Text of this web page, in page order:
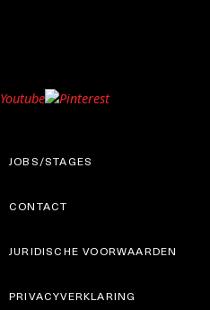
JOBS/STAGES
CONTACT
JURIDISCHE VOORWAARDEN
PRIVACYVERKLARING